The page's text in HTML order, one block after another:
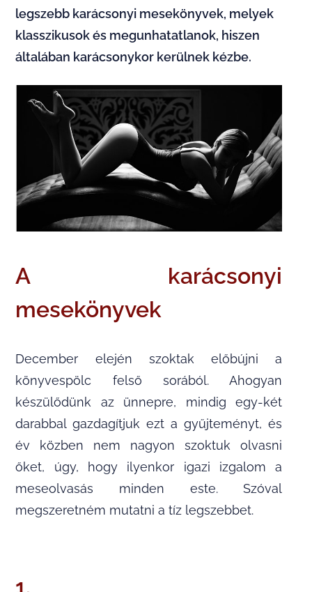
legszebb karácsonyi mesekönyvek, melyek
klasszikusok és megunhatatlanok, hiszen
általában karácsonykor kerülnek kézbe.
A karácsonyi
mesekönyvek
December elején szoktak előbújni a
könyvespölc felső sorából. Ahogyan
készülődünk az ünnepre, mindig egy-két
darabbal gazdagítjuk ezt a gyűjteményt, és
év közben nem nagyon szoktuk olvasni
őket, úgy, hogy ilyenkor igazi izgalom a
meseolvasás minden este. Szóval
megszeretném mutatni a tíz legszebbet.
1.